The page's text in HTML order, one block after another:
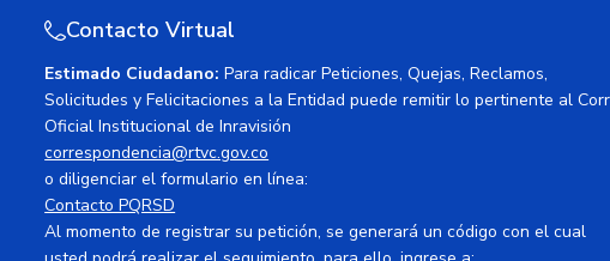
Contacto Virtual
Estimado Ciudadano: Para radicar Peticiones, Quejas, Reclamos,
Solicitudes y Felicitaciones a la Entidad puede remitir lo pertinente al
Oficial Institucional de Inravisión
correspondencia@rtvc.gov.co
o diligenciar el formulario en línea:
Contacto PQRSD
Al momento de registrar su petición, se generará un código con el cual